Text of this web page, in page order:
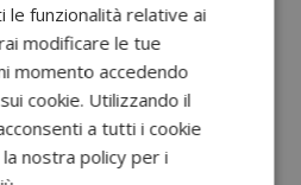
funzionalità relative ai
modificare le tue
momento accedendo
cookie. Utilizzando il
a tutti i cookie
nostra policy per i